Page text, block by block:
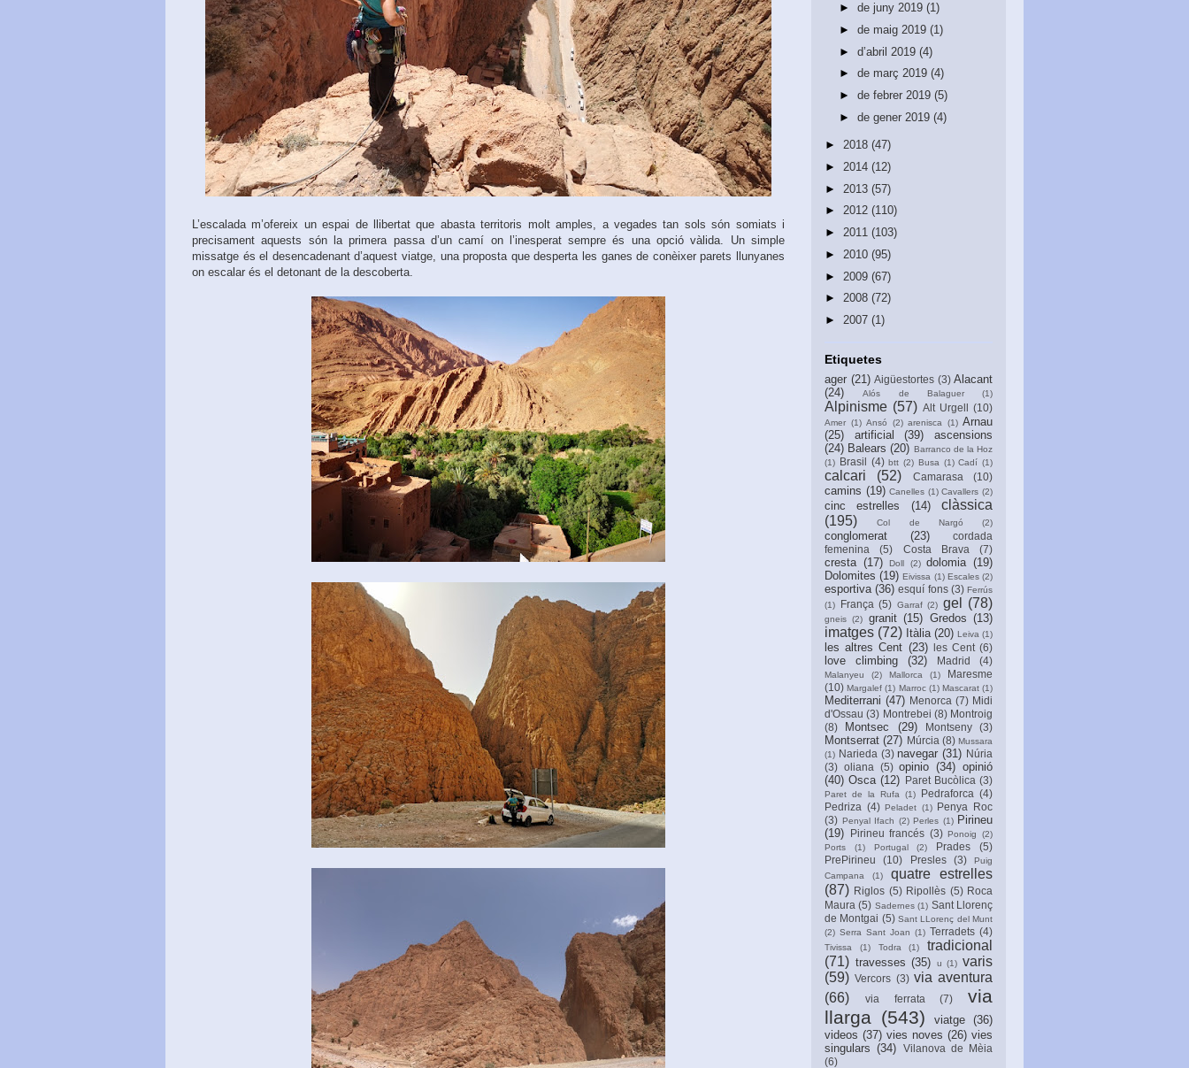
L’escalada m’ofereix un espai de llibertat que abasta territoris molt amples, a vegades tan sols són somiats i
precisament aquests són la primera passa d’un camí on l’inesperat sempre és una opció vàlida. Un simple
missatge és el desencadenant d’aquest viatge, una proposta que desperta les ganes de conèixer parets llunyanes
on escalar és el detonant de la descoberta.
► de juny 2019 (1)
► de maig 2019 (1)
► d’abril 2019 (4)
► de març 2019 (4)
► de febrer 2019 (5)
► de gener 2019 (4)
► 2018 (47)
► 2014 (12)
► 2013 (57)
► 2012 (110)
► 2011 (103)
► 2010 (95)
► 2009 (67)
► 2008 (72)
► 2007 (1)
Etiquetes
ager (21) Aigüestortes (3) Alacant
(24)
Alós de Balaguer (1)
Alpinisme (57) Alt Urgell (10)
Amer (1) Ansó (2) arenisca (1) Arnau
(25)
artificial (39)
ascensions
(24) Balears (20) Barranco de la Hoz
(1) Brasil (4) btt (2) Busa (1) Cadí (1)
calcari (52) Camarasa (10)
camins (19) Canelles (1) Cavallers (2)
cinc estrelles (14)
clàssica
(195)
Col de Nargó (2)
conglomerat (23)
cordada
femenina
(5) Costa Brava (7)
cresta (17) Doll (2) dolomia (19)
Dolomites (19) Eivissa (1) Escales (2)
esportiva (36) esquí fons (3) Ferrús
(1)
França (5) Garraf (2) gel (78)
gneis (2) granit (15) Gredos (13)
imatges (72) Itàlia (20) Leiva (1)
les altres Cent (23) les Cent (6)
love climbing (32) Madrid (4)
Malanyeu (2) Mallorca (1)
Maresme
(10) Margalef (1) Marroc (1) Mascarat (1)
Mediterrani (47) Menorca (7) Midi
d'Ossau (3) Montrebei (8) Montroig
(8)
Montsec (29) Montseny (3)
Montserrat (27) Múrcia (8) Mussara
(1) Narieda (3) navegar (31) Núria
(3) oliana (5) opinio (34) opinió
(40) Osca (12) Paret Bucòlica (3)
Paret de la Rufa (1) Pedraforca (4)
Pedriza (4) Peladet (1) Penya Roc
(3) Penyal Ifach (2) Perles (1) Pirineu
(19)
Pirineu francés (3) Ponoig
(2)
Ports
(1) Portugal (2) Prades
(5)
PrePirineu
(10) Presles (3)
Puig
Campana
(1)
quatre estrelles
(87) Riglos (5) Ripollès (5) Roca
Maura (5) Sadernes (1) Sant Llorenç
de Montgai (5) Sant LLorenç del Munt
(2) Serra Sant Joan (1) Terradets (4)
Tivissa (1) Todra (1)
tradicional
(71) travesses (35) u (1) varis
(59) Vercors (3) via aventura
(66)
via ferrata (7)
via
llarga
(543) viatge
(36)
videos (37) vies noves (26) vies
singulars (34)
Vilanova de Mèia
(6)